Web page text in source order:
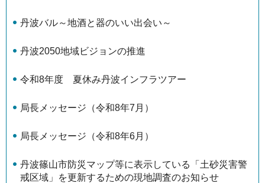
丹波バル～地酒と器のいい出会い～
丹波2050地域ビジョンの推進
令和8年度 夏休み丹波インフラツアー
局長メッセージ（令和8年7月）
局長メッセージ（令和8年6月）
丹波篠山市防災マップ等に表示している「土砂災害警
戒区域」を更新するための現地調査のお知らせ